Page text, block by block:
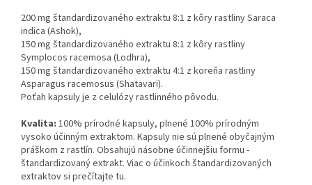
200 mg štandardizovaného extraktu 8:1 z kôry rastliny Saraca
indica (Ashok),
150 mg štandardizovaného extraktu 8:1 z kôry rastliny
Symplocos racemosa (Lodhra),
150 mg štandardizovaného extraktu 4:1 z koreňa rastliny
Asparagus racemosus (Shatavari).
Poťah kapsuly je z celulózy rastlinného pôvodu.
Kvalita: 100% prírodné kapsuly, plnené 100% prírodným
vysoko účinným extraktom. Kapsuly nie sú plnené obyčajným
práškom z rastlín. Obsahujú násobne účinnejšiu formu -
štandardizovaný extrakt. Viac o účinkoch štandardizovaných
extraktov si prečítajte tu.